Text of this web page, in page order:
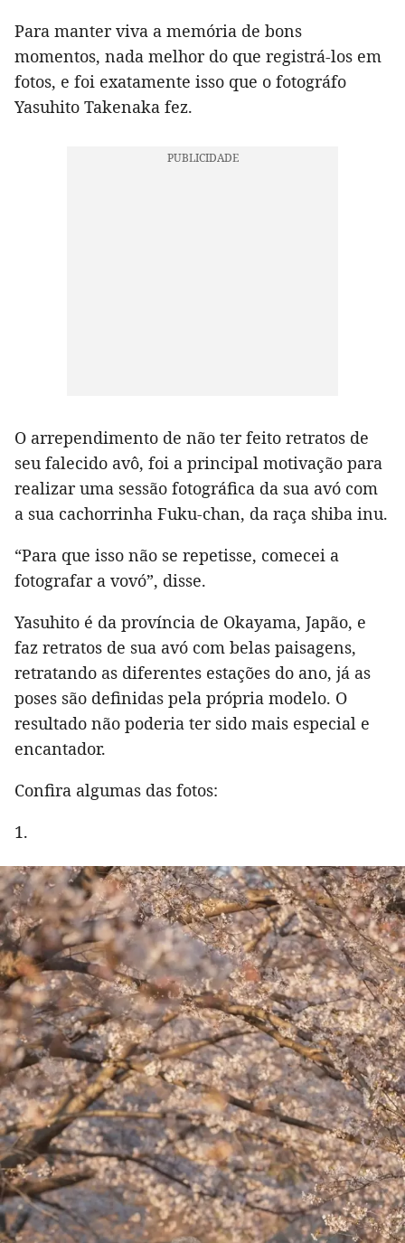
Para manter viva a memória de bons
momentos, nada melhor do que registrá-los em
fotos, e foi exatamente isso que o fotográfo
Yasuhito Takenaka fez.
O arrependimento de não ter feito retratos de
seu falecido avô, foi a principal motivação para
realizar uma sessão fotográfica da sua avó com
a sua cachorrinha Fuku-chan, da raça shiba inu.
“Para que isso não se repetisse, comecei a
fotografar a vovó”, disse.
Yasuhito é da província de Okayama, Japão, e
faz retratos de sua avó com belas paisagens,
retratando as diferentes estações do ano, já as
poses são definidas pela própria modelo. O
resultado não poderia ter sido mais especial e
encantador.
Confira algumas das fotos:
1.